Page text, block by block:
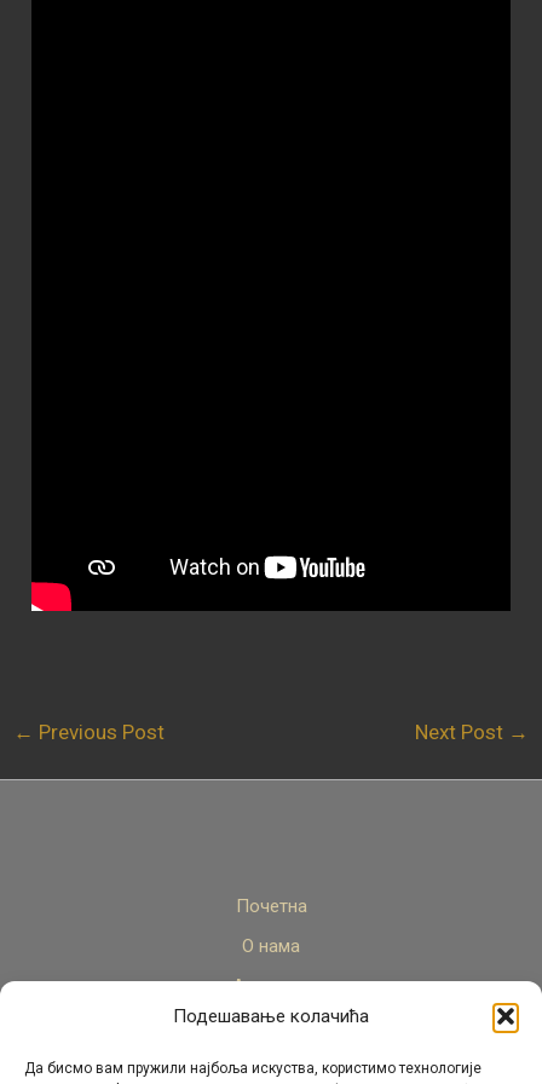
Подешавање колачића
Да бисмо вам пружили најбоља искуства, користимо технологије
← Previous Post Next Post →
Почетна
О нама
Актуелно
Стручни кадар
Пројекти